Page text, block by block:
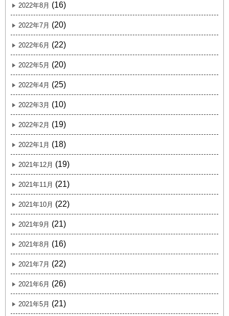
2022年8月 (16)
2022年7月 (20)
2022年6月 (22)
2022年5月 (20)
2022年4月 (25)
2022年3月 (10)
2022年2月 (19)
2022年1月 (18)
2021年12月 (19)
2021年11月 (21)
2021年10月 (22)
2021年9月 (21)
2021年8月 (16)
2021年7月 (22)
2021年6月 (26)
2021年5月 (21)